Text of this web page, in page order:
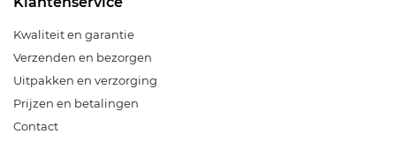
Kwaliteit en garantie
Verzenden en bezorgen
Uitpakken en verzorging
Prijzen en betalingen
Contact